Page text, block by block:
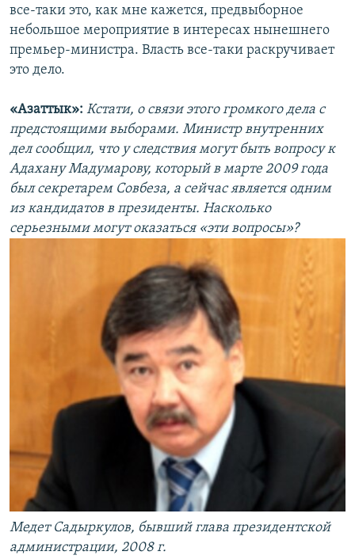
все-таки это, как мне кажется, предвыборное
небольшое мероприятие в интересах нынешнего
премьер-министра. Власть все-таки раскручивает
это дело.
«Азаттык»: Кстати, о связи этого громкого дела с
предстоящими выборами. Министр внутренних
дел сообщил, что у следствия могут быть вопросу к
Адахану Мадумарову, который в марте 2009 года
был секретарем Совбеза, а сейчас является одним
из кандидатов в президенты. Насколько
серьезными могут оказаться «эти вопросы»?
Медет Садыркулов, бывший глава президентской
администрации, 2008 г.